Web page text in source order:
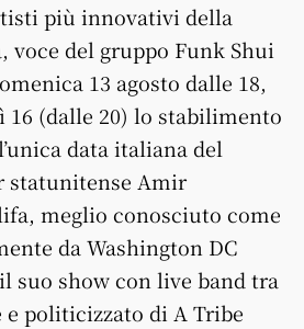
più innovativi della
voce del gruppo Funk Shui
13 agosto dalle 18,
(dalle 20) lo stabilimento
data italiana del
statunitense Amir
meglio conosciuto come
da Washington DC
suo show con live band tra
e politicizzato di A Tribe